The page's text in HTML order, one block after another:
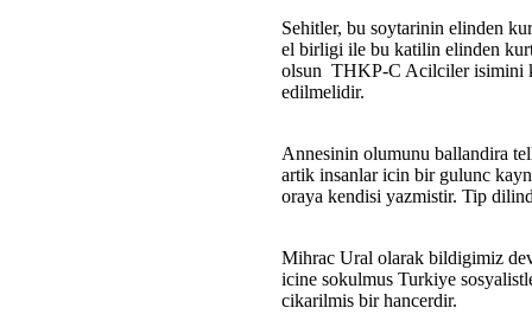
Sehitler, bu soytarinin elinden
el birligi ile bu katilin elinden
olsun THKP-C Acilciler isimini
edilmelidir.
Annesinin olumunu ballandira
artik insanlar icin bir gulunc
oraya kendisi yazmistir. Tip
Mihrac Ural olarak bildigimiz
icine sokulmus Turkiye
cikarilmis bir hancerdir.